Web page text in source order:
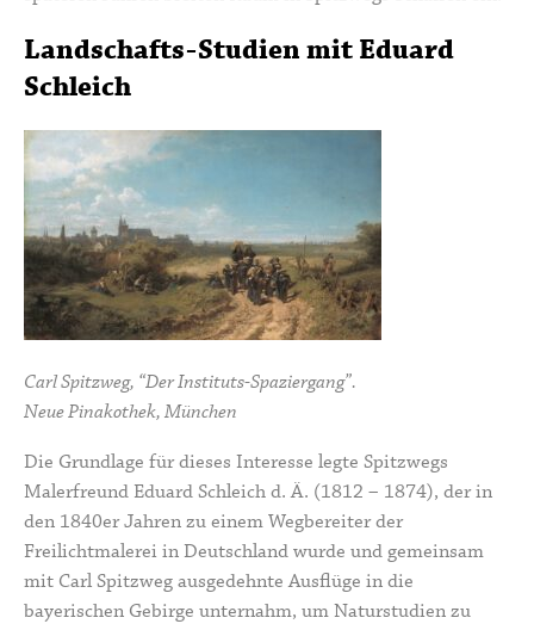
Landschafts-Studien mit Eduard
Schleich
Carl Spitzweg, “Der Instituts-Spaziergang”.
Neue Pinakothek, München
Die Grundlage für dieses Interesse legte Spitzwegs
Malerfreund Eduard Schleich d. Ä. (1812 – 1874), der in
den 1840er Jahren zu einem Wegbereiter der
Freilichtmalerei in Deutschland wurde und gemeinsam
mit Carl Spitzweg ausgedehnte Ausflüge in die
bayerischen Gebirge unternahm, um Naturstudien zu